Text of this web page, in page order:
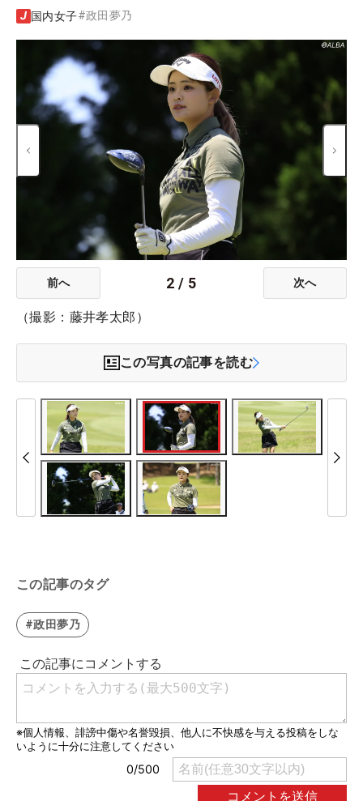
国内女子#政田夢乃
前へ 2 / 5 次へ
（撮影：藤井孝太郎）
この写真の記事を読む
この記事のタグ
#政田夢乃